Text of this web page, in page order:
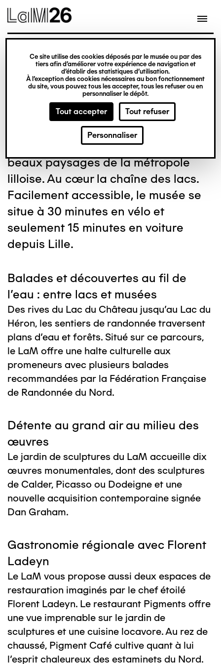
Gestion des cookies
Ce site utilise des cookies déposés par le musée ou par des
tiers afin d’améliorer votre expérience de navigation et
d’établir des statistiques d’utilisation.
À l’exception des cookies nécessaires au bon fonctionnement
du site, vous pouvez tous les accepter, tous les refuser ou en
personnaliser le dépôt.
Tout accepter Tout refuser
Personnaliser
Aller
au
contenu
principal
Un groupe d'adultes
Dans un écrin naturel préservé, le
LaM s’inscrit dans l’un des plus
beaux paysages de la métropole
lilloise. Au cœur la chaîne des lacs.
Facilement accessible, le musée se
situe à 30 minutes en vélo et
seulement 15 minutes en voiture
depuis Lille.
Balades et découvertes au fil de
l'eau : entre lacs et musées
Des rives du Lac du Château jusqu'au Lac du
Héron, les sentiers de randonnée traversent
plans d'eau et forêts. Situé sur ce parcours,
le LaM offre une halte culturelle aux
promeneurs avec plusieurs balades
recommandées par la Fédération Française
de Randonnée du Nord.
Détente au grand air au milieu des
œuvres
Le jardin de sculptures du LaM accueille dix
œuvres monumentales, dont des sculptures
de Calder, Picasso ou Dodeigne et une
nouvelle acquisition contemporaine signée
Dan Graham.
Gastronomie régionale avec Florent
Ladeyn
Le LaM vous propose aussi deux espaces de
restauration imaginés par le chef étoilé
Florent Ladeyn. Le restaurant Pigments offre
une vue imprenable sur le jardin de
sculptures et une cuisine locavore. Au rez de
chaussé, Pigment Café cultive quant à lui
l'esprit chaleureux des estaminets du Nord.